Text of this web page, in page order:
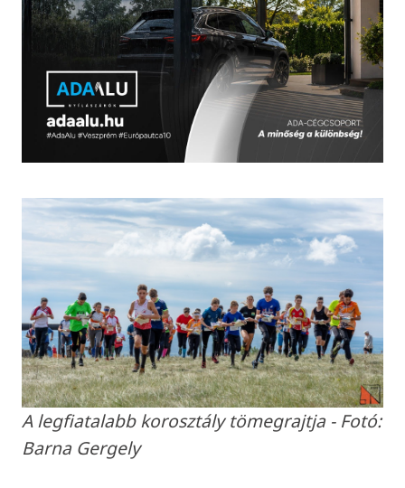
A legfiatalabb korosztály tömegrajtja - Fotó:
Barna Gergely